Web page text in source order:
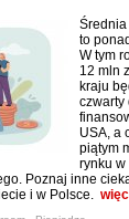
to
W tym
12 mln
kraju
czwarty
USA, a
piątym
rynku w
Poznaj inne
i w Polsce.